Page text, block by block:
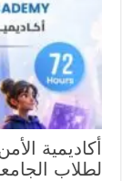
لطلاب